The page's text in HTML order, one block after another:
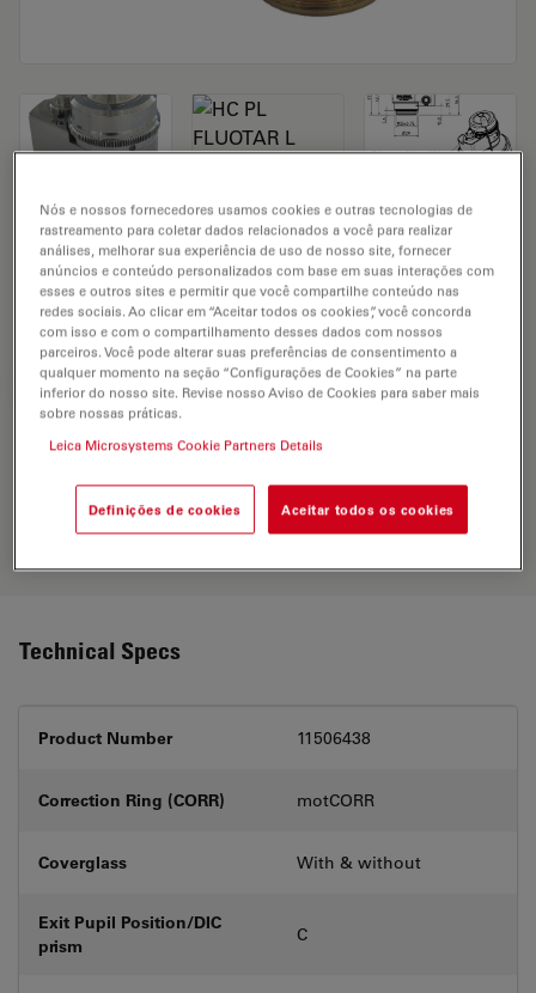
Microscope Objective HC PL FLUOTAR L
20x/0,60 motCORR
SOLICITAÇÃO DE ORÇAMENTO
alternatives, and find the best fit for
Technical Specs
Product Number 11506438
Correction Ring (CORR) motCORR
Coverglass With & without
Exit Pupil Position/DIC
prism
C
Nós e nossos fornecedores usamos cookies e outras tecnologias de
rastreamento para coletar dados relacionados a você para realizar
análises, melhorar sua experiência de uso de nosso site, fornecer
anúncios e conteúdo personalizados com base em suas interações com
esses e outros sites e permitir que você compartilhe conteúdo nas
redes sociais. Ao clicar em “Aceitar todos os cookies”, você concorda
com isso e com o compartilhamento desses dados com nossos
parceiros. Você pode alterar suas preferências de consentimento a
qualquer momento na seção “Configurações de Cookies” na parte
inferior do nosso site. Revise nosso Aviso de Cookies para saber mais
sobre nossas práticas.
Leica Microsystems Cookie Partners Details
Definições de cookies Aceitar todos os cookies